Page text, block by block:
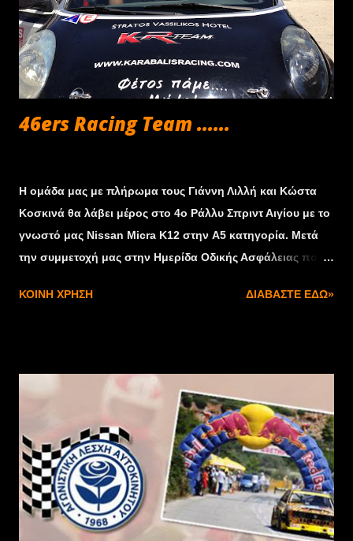
αφού στην δεύτερη ειδική του αγώνα "Λιβάδι" μία
μικροέξοδος πλήγωσε το "Ι.ΚΤΕΟ Κόμβος Κηφισίας" (
www.ikteokifisias.gr ) Subaru Impreza Ν12 χάνοντας 30
δευτερόλεπτα και παράλληλα το ...
46ers Racing Team ......
Η ομάδα μας με πλήρωμα τους Γιάννη Λιλλή και Κώστα
Κοσκινά θα λάβει μέρος στο 4ο Ράλλυ Σπριντ Αιγίου με το
γνωστό μας Nissan Micra K12 στην A5 κατηγορία. Μετά
την συμμετοχή μας στην Ημερίδα Οδικής Ασφάλειας που
δοκιμάσουμε τις δυνάμεις μας στην πολύ τεχνική και
στις 10 το πρωί της Κυριακής στην έξοδο του χωριού
Σελινούντας και θα τερματίσει στην πλατεία του χωριού
Φτέρη το μεσημέρι της ίδιας ημέρας μετά από 35
αγωνιστικά χιλιόμετρα. Θα προσπαθήσουμε για το
καλύτερο αποτέλεσμα βάση των δυνατοτήτων μας, με
χορηγούς στην προσπάθεια μας τους εξής. Τον Δήμο της
Μήλου τόπου καταγωγής μας και ένα από τα ομορφότερα
ΚΟΙΝΉ ΧΡΉΣΗ ΔΙΑΒΆΣΤΕ ΕΔΏ»